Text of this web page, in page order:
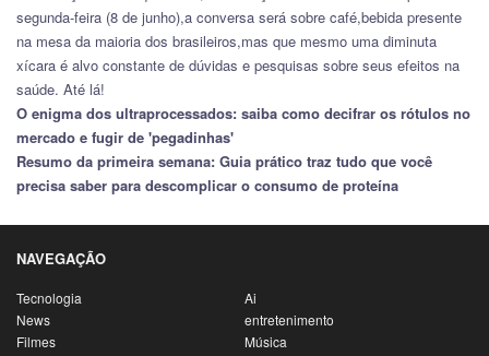
segunda-feira (8 de junho),a conversa será sobre café,bebida presente
na mesa da maioria dos brasileiros,mas que mesmo uma diminuta
xícara é alvo constante de dúvidas e pesquisas sobre seus efeitos na
saúde. Até lá!
O enigma dos ultraprocessados: saiba como decifrar os rótulos no
mercado e fugir de 'pegadinhas'
Resumo da primeira semana: Guia prático traz tudo que você
precisa saber para descomplicar o consumo de proteína
NAVEGAÇÃO
Tecnologia
Ai
News
entretenimento
Filmes
Música